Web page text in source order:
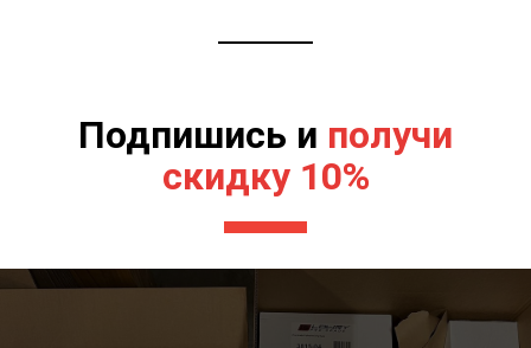
Подпишись и получи
скидку 10%